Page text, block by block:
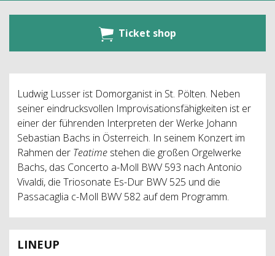
Ticket shop
Ludwig Lusser ist Domorganist in St. Pölten. Neben
seiner eindrucksvollen Improvisationsfähigkeiten ist er
einer der führenden Interpreten der Werke Johann
Sebastian Bachs in Österreich. In seinem Konzert im
Rahmen der Teatime stehen die großen Orgelwerke
Bachs, das Concerto a-Moll BWV 593 nach Antonio
Vivaldi, die Triosonate Es-Dur BWV 525 und die
Passacaglia c-Moll BWV 582 auf dem Programm.
LINEUP